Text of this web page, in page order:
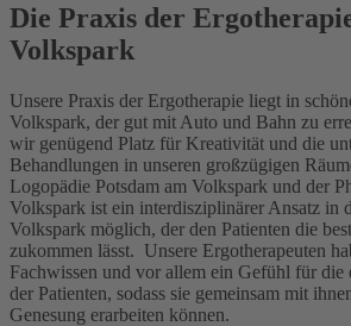
Die Praxis der
Volkspark
Unsere Praxis der Ergotherapie liegt in
Volkspark, der gut mit Auto und Bahn zu
wir genügend Platz für Kreativität und die
Behandlungen in unseren großzügigen
Logopädie Potsdam am Volkspark und der
Volkspark ist ein interdisziplinärer Ansatz in
Volkspark möglich, der den Patienten die
zukommen lässt. Unsere Ergotherapeuten
Fachwissen und vor allem ein Gefühl für die
der Patienten, sodass sie gemeinsam mit
Genesung erarbeiten können.